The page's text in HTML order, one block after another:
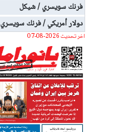
فرنك سويسري / شيكل
دولار أمريكي / فرنك سويسري
اخر تحديث 2026-08-07